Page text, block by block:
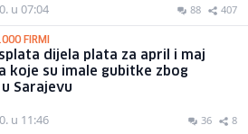
u 07:04 88 407
FIRMI
dijela plata za april i maj
koje su imale gubitke zbog
Sarajevu
u 11:46 36 8